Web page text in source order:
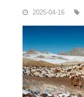
2025-04-16